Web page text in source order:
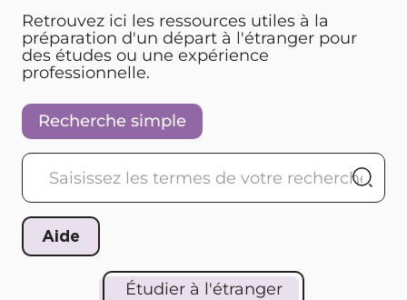
Retrouvez ici les ressources utiles à la
préparation d'un départ à l'étranger pour
des études ou une expérience
professionnelle.
Recherche simple
Étudier à l'étranger